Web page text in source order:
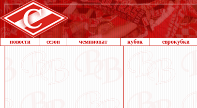
новости сезон чемпионат кубок еврокубки